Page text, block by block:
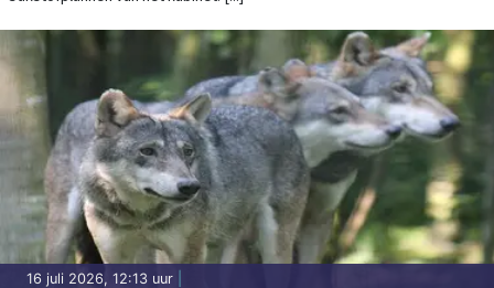
16 juli 2026, 12:13 uur